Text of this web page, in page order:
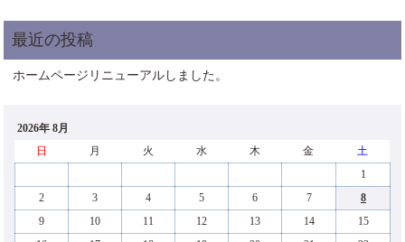
ホームページリニューアルしました。
2026年 8月
日
月 火 水 木 金
土
1
2
3 4 5 6 7
8
9
10 11 12 13 14
15